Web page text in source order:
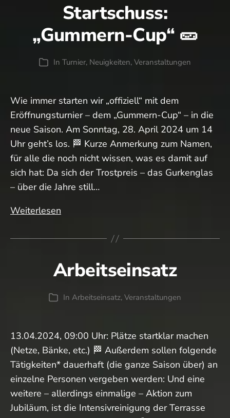
Startschuss:
„Gummern-Cup“ 🥒
Kategorien
In Turnier, Neuigkeiten, Veranstaltungen
Wie immer starten wir „offiziell“ mit dem
Eröffnungsturnier – dem „Gummern-Cup“ – in die
neue Saison. Am Sonntag, 28. April 2024 um 14
Uhr geht’s los. 🏁 Kurze Anmerkung zum Namen,
für alle die noch nicht wissen, was es damit auf
sich hat: Da sich der Trostpreis – das Gurkenglas
– über die Jahre still…
Weiterlesen
Cup“
Arbeitseinsatz
Kategorien
In Arbeitseinsatz, Veranstaltungen
13.04.2024, 09:00 Uhr: Plätze startklar machen
(Netze, Bänke, etc.) 🏁 Außerdem sollen folgende
Tätigkeiten* dauerhaft (die ganze Saison über) an
einzelne Personen vergeben werden: Und eine
weitere – allerdings einmalige – Aktion zum
Jubiläum, ist die Intensivreinigung der Terrasse